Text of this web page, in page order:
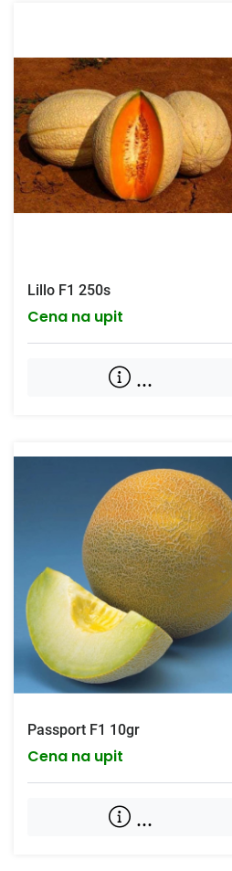
Lillo F1 250s
Cena na upit
...
Passport F1 10gr
Cena na upit
...